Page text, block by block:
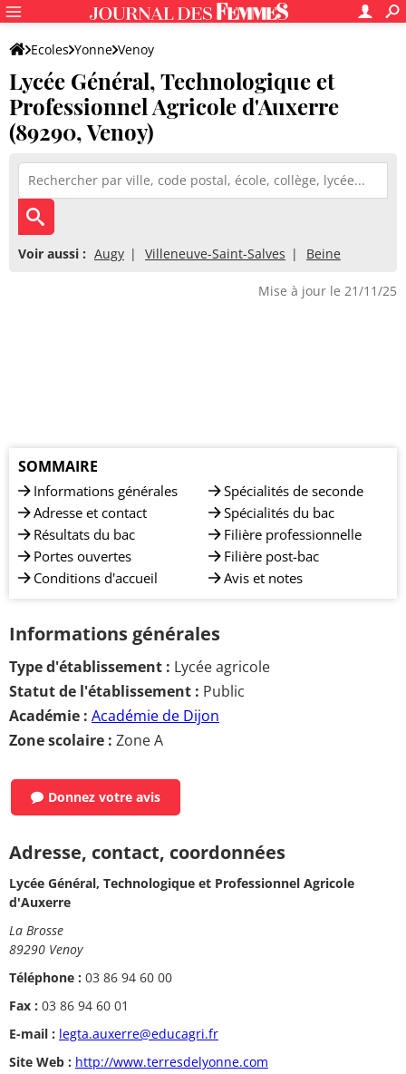
Ecoles Yonne Venoy
Lycée Général, Technologique et Professionnel Agricole
Lycée Général, Technologique et
Professionnel Agricole d'Auxerre
(89290, Venoy)
Voir aussi : Augy Villeneuve-Saint-Salves Beine
Mise à jour le 21/11/25
SOMMAIRE
Informations générales
Adresse et contact
Résultats du bac
Portes ouvertes
Conditions d'accueil
Spécialités de seconde
Spécialités du bac
Filière professionnelle
Filière post-bac
Avis et notes
Informations générales
Type d'établissement : Lycée agricole
Statut de l'établissement : Public
Académie : Académie de Dijon
Zone scolaire : Zone A
Donnez votre avis
Adresse, contact, coordonnées
Lycée Général, Technologique et Professionnel Agricole
d'Auxerre
La Brosse
89290 Venoy
Téléphone : 03 86 94 60 00
Fax : 03 86 94 60 01
E-mail : legta.auxerre@educagri.fr
Site Web : http://www.terresdelyonne.com